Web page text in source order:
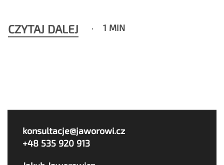
CZYTAJ DALEJ 1 MIN
konsultacje@jaworowi.cz
+48 535 920 913